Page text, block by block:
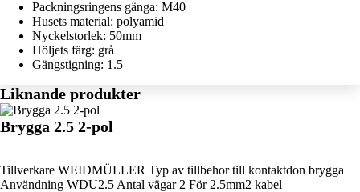
Packningsringens gänga: M40
Husets material: polyamid
Nyckelstorlek: 50mm
Höljets färg: grå
Gängstigning: 1.5
Liknande produkter
Brygga 2.5 2-pol
Tillverkare WEIDMÜLLER Typ av tillbehor till kontaktdon brygga
Användning WDU2.5 Antal vägar 2 För 2.5mm2 kabel